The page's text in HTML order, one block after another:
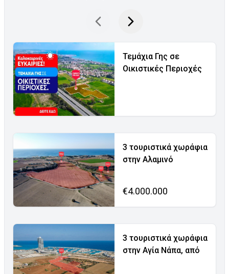
Τεμάχια Γης σε
Οικιστικές Περιοχές
3 τουριστικά χωράφια
στην Αλαμινό
€4.000.000
3 τουριστικά χωράφια
στην Αγία Νάπα, από